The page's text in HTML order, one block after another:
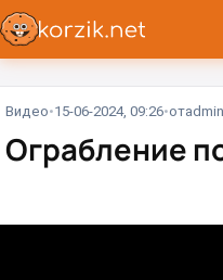
Видео 15-06-2024, 09:26 отadmin
Ограбление